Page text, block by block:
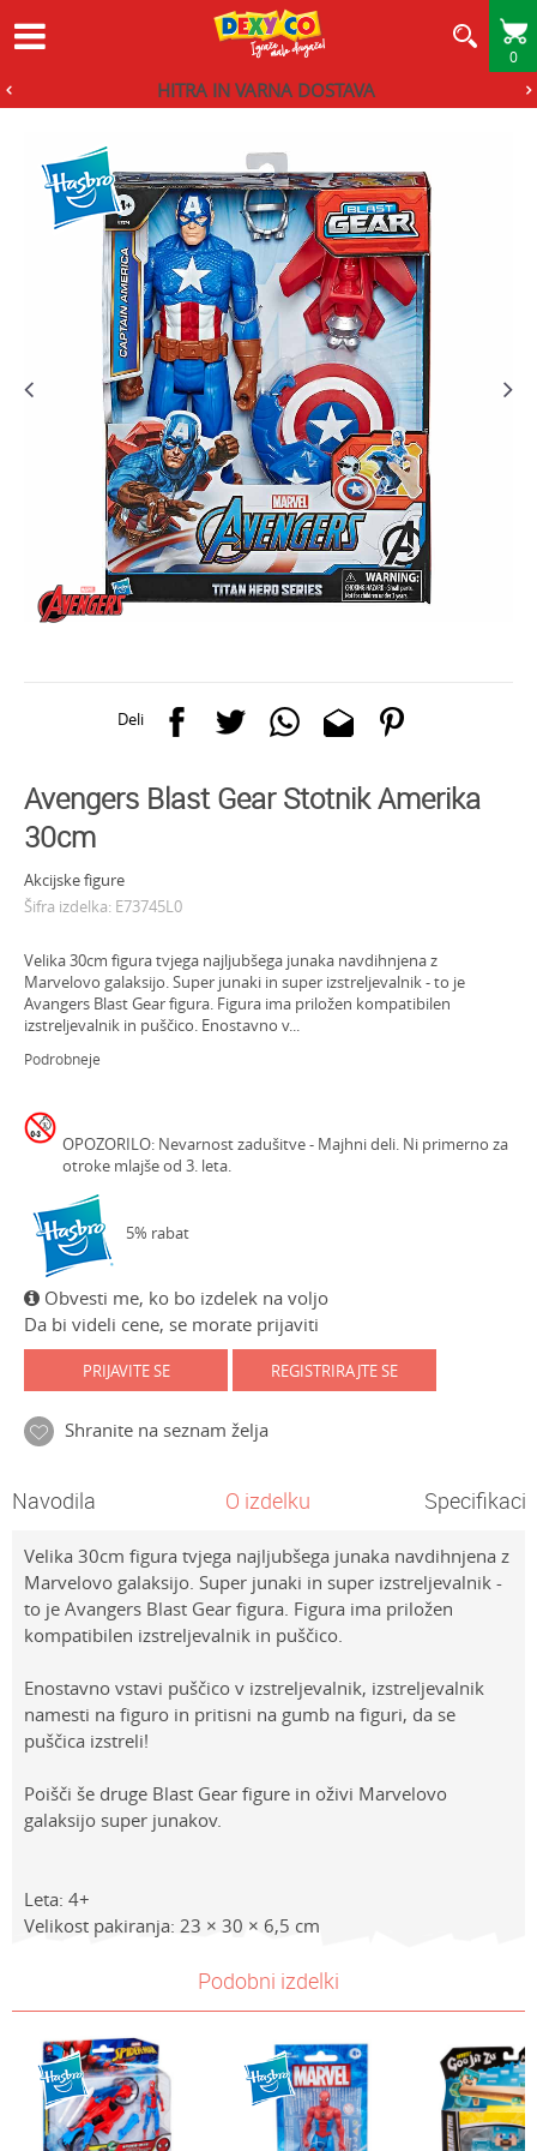
0
HITRA IN VARNA DOSTAVA
Deli
Avengers Blast Gear Stotnik Amerika
30cm
Akcijske figure
Šifra izdelka: E73745L0
Velika 30cm figura tvjega najljubšega junaka navdihnjena z
Marvelovo galaksijo. Super junaki in super izstreljevalnik - to je
Avangers Blast Gear figura. Figura ima priložen kompatibilen
izstreljevalnik in puščico. Enostavno v...
Podrobneje
OPOZORILO: Nevarnost zadušitve - Majhni deli. Ni primerno za
otroke mlajše od 3. leta.
5% rabat
Obvesti me, ko bo izdelek na voljo
Da bi videli cene, se morate prijaviti
PRIJAVITE SE REGISTRIRAJTE SE
Shranite na seznam želja
Navodila O izdelku
Velika 30cm figura tvjega najljubšega junaka navdihnjena z
Marvelovo galaksijo. Super junaki in super izstreljevalnik -
to je Avangers Blast Gear figura. Figura ima priložen
kompatibilen izstreljevalnik in puščico.
Enostavno vstavi puščico v izstreljevalnik, izstreljevalnik
namesti na figuro in pritisni na gumb na figuri, da se
puščica izstreli!
Poišči še druge Blast Gear figure in oživi Marvelovo
galaksijo super junakov.
Leta: 4+
Velikost pakiranja: 23 × 30 × 6,5 cm
Akcijske figure
Znamke
Spol
Dečki
Starost
4-6 let
E-mail
Sporočilo
Prenesi navodila za uporabo
Podobni izdelki